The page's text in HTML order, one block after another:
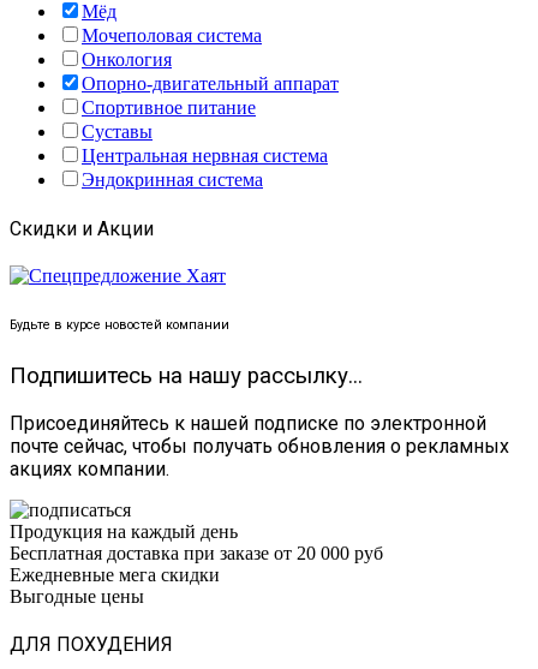
Мёд
Мочеполовая система
Онкология
Опорно-двигательный аппарат
Спортивное питание
Суставы
Центральная нервная система
Эндокринная система
Скидки и Акции
Будьте в курсе новостей компании
Подпишитесь на нашу рассылку...
Присоединяйтесь к нашей подписке по электронной
почте сейчас, чтобы получать обновления о рекламных
акциях компании.
Продукция на каждый день
Бесплатная доставка при заказе от 20 000 руб
Ежедневные мега скидки
Выгодные цены
ДЛЯ ПОХУДЕНИЯ